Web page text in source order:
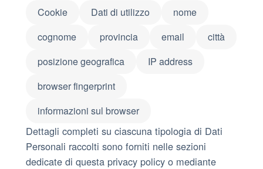
Cookie Dati di utilizzo
nome
cognome
provincia email
città
posizione geografica
IP address
browser fingerprint
informazioni sul browser
Dettagli completi su ciascuna tipologia di Dati
Personali raccolti sono forniti nelle sezioni
dedicate di questa privacy policy o mediante